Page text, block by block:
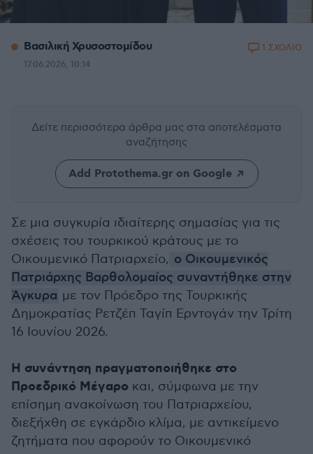
Βασιλική Χρυσοστομίδου
17.06.2026, 10:14
1 ΣΧΟΛΙΟ
Δείτε περισσότερα άρθρα μας στα αποτελέσματα
αναζήτησης
Add Protothema.gr on Google
Σε μια συγκυρία ιδιαίτερης σημασίας για τις
σχέσεις του τουρκικού κράτους με το
Οικουμενικό Πατριαρχείο, ο Οικουμενικός
Πατριάρχης Βαρθολομαίος συναντήθηκε στην
Άγκυρα με τον Πρόεδρο της Τουρκικής
Δημοκρατίας Ρετζέπ Ταγίπ Ερντογάν την Τρίτη
16 Ιουνίου 2026.
Η συνάντηση πραγματοποιήθηκε στο
Προεδρικό Μέγαρο και, σύμφωνα με την
επίσημη ανακοίνωση του Πατριαρχείου,
διεξήχθη σε εγκάρδιο κλίμα, με αντικείμενο
ζητήματα που αφορούν το Οικουμενικό